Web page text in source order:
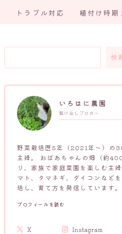
トラブル対応 植付け時期
検
いろはに農園
駆け出しブロガー
野菜栽培歴5年（2021年～）の
主婦。 おばあちゃんの畑（約
り、家族で家庭菜園を楽しむ主
マト、タマネギ、ダイコンなど
培し、育て方を発信しています。
プロフィールを読む
X Instagram